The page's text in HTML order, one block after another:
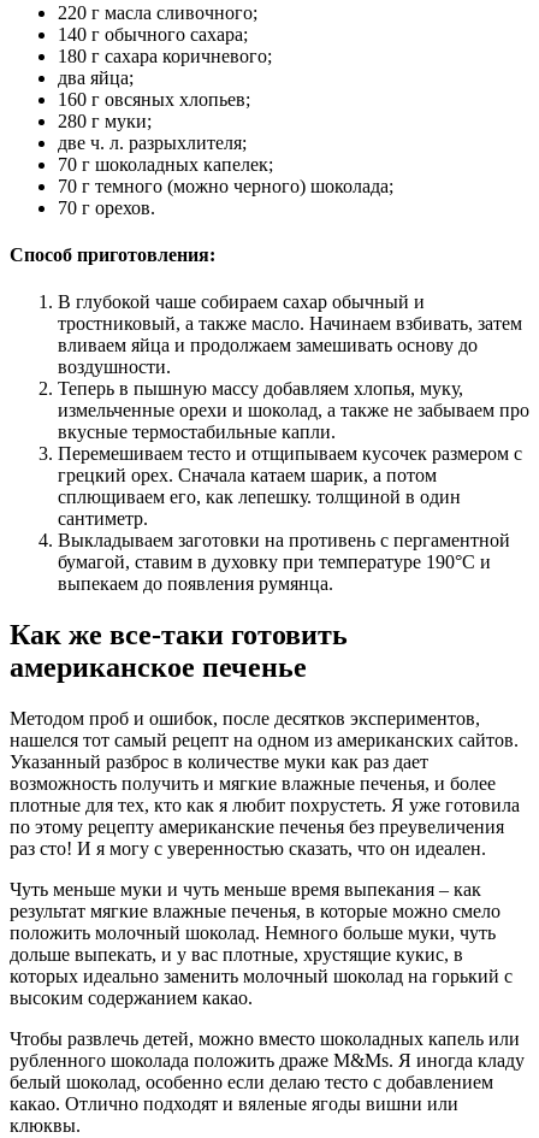
220 г масла сливочного;
140 г обычного сахара;
180 г сахара коричневого;
два яйца;
160 г овсяных хлопьев;
280 г муки;
две ч. л. разрыхлителя;
70 г шоколадных капелек;
70 г темного (можно черного) шоколада;
70 г орехов.
Способ приготовления:
В глубокой чаше собираем сахар обычный и
тростниковый, а также масло. Начинаем взбивать, затем
вливаем яйца и продолжаем замешивать основу до
воздушности.
Теперь в пышную массу добавляем хлопья, муку,
измельченные орехи и шоколад, а также не забываем про
вкусные термостабильные капли.
Перемешиваем тесто и отщипываем кусочек размером с
грецкий орех. Сначала катаем шарик, а потом
сплющиваем его, как лепешку. толщиной в один
сантиметр.
Выкладываем заготовки на противень с пергаментной
бумагой, ставим в духовку при температуре 190°С и
выпекаем до появления румянца.
Как же все-таки готовить
американское печенье
Методом проб и ошибок, после десятков экспериментов,
нашелся тот самый рецепт на одном из американских сайтов.
Указанный разброс в количестве муки как раз дает
возможность получить и мягкие влажные печенья, и более
плотные для тех, кто как я любит похрустеть. Я уже готовила
по этому рецепту американские печенья без преувеличения
раз сто! И я могу с уверенностью сказать, что он идеален.
Чуть меньше муки и чуть меньше время выпекания – как
результат мягкие влажные печенья, в которые можно смело
положить молочный шоколад. Немного больше муки, чуть
дольше выпекать, и у вас плотные, хрустящие кукис, в
которых идеально заменить молочный шоколад на горький с
высоким содержанием какао.
Чтобы развлечь детей, можно вместо шоколадных капель или
рубленного шоколада положить драже M&Ms. Я иногда кладу
белый шоколад, особенно если делаю тесто с добавлением
какао. Отлично подходят и вяленые ягоды вишни или
клюквы.